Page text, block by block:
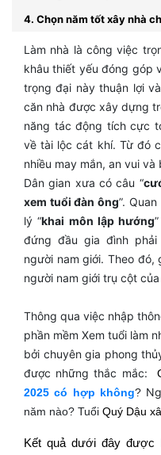
4. Chọn năm tốt xây nhà
Làm nhà là công việc
khâu thiết yếu đóng góp
trọng đại này thuận lợi
căn nhà được xây dựng
năng tác động tích cực
về tài lộc cát khí. Từ đó
nhiều may mắn, an vui và
Dân gian xưa có câu “
xem tuổi đàn ông”.
lý “khai môn lập hướng
đứng đầu gia đình
người nam giới. Theo
người nam giới trụ cột
Thông qua việc nhập
phần mềm Xem tuổi làm
bởi chuyên gia phong
được những thắc mắc:
2025 có hợp không?
năm nào? Tuổi Quý Dậu
Kết quả dưới đây được